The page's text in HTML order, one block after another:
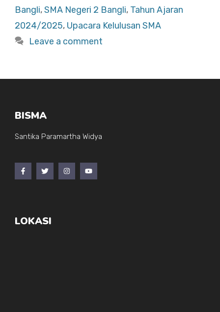
Bangli,SMA Negeri 2 Bangli, Tahun Ajaran
2024/2025, Upacara Kelulusan SMA
Leave a comment
BISMA
Santika Paramartha Widya
LOKASI